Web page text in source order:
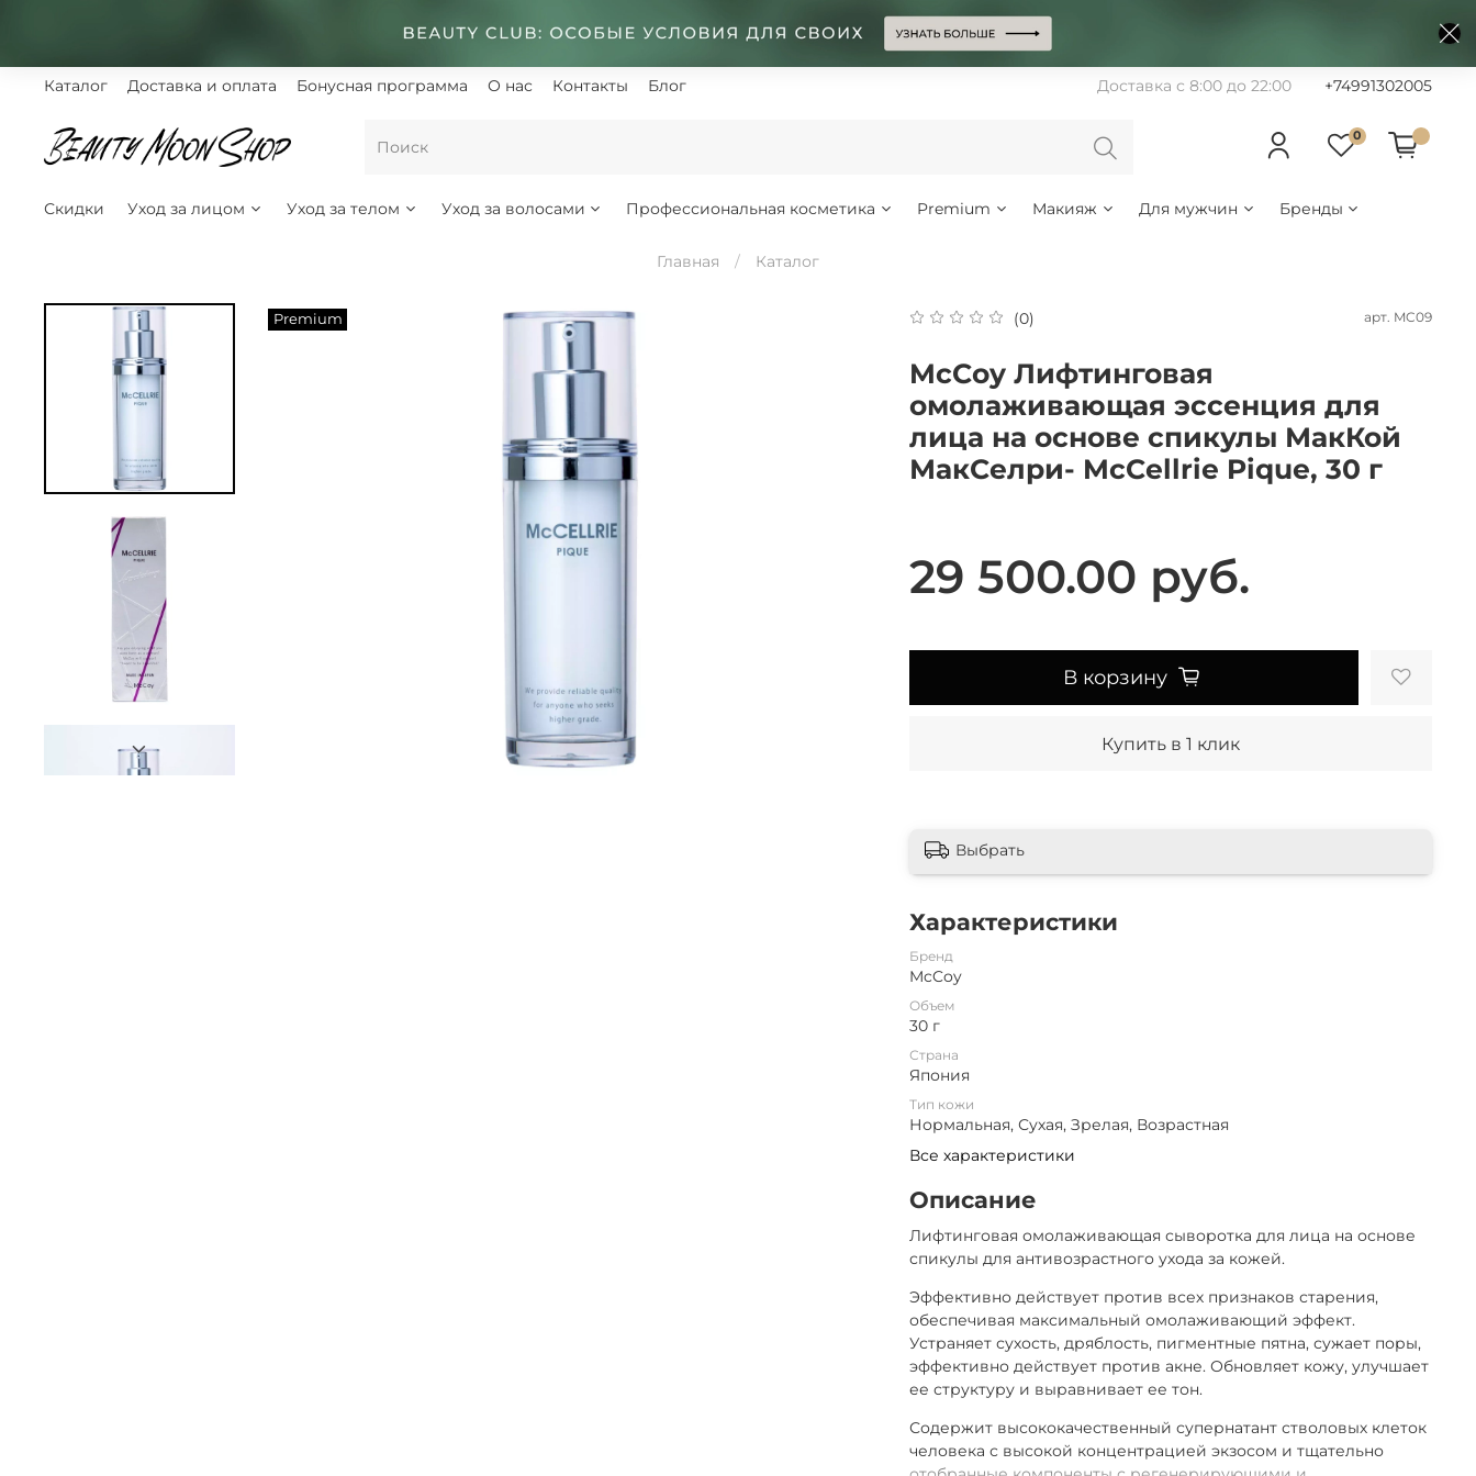
Каталог Доставка и оплата Бонусная программа О нас Контакты Блог Доставка с 8:00 до 22:00 +74991302005
0
Скидки Уход за лицом Уход за телом Уход за волосами Профессиональная косметика Premium Макияж Для мужчин Бренды
Главная Каталог
Premium (0) арт. MC09
McCoy Лифтинговая
омолаживающая эссенция для
лица на основе спикулы МакКой
МакСелри- McCellrie Pique, 30 г
29 500.00 руб.
В корзину
Купить в 1 клик
Выбрать
Характеристики
Бренд
McCoy
Объем
30 г
Страна
Япония
Тип кожи
Нормальная, Сухая, Зрелая, Возрастная
Все характеристики
Описание
Лифтинговая омолаживающая сыворотка для лица на основе
спикулы для антивозрастного ухода за кожей.
Эффективно действует против всех признаков старения,
обеспечивая максимальный омолаживающий эффект.
Устраняет сухость, дряблость, пигментные пятна, сужает поры,
эффективно действует против акне. Обновляет кожу, улучшает
ее структуру и выравнивает ее тон.
Содержит высококачественный супернатант стволовых клеток
человека с высокой концентрацией экзосом и тщательно